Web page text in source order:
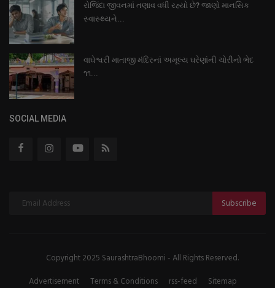
રોજિંદા જીવનમાં તણાવ વધી રહ્યો છે? જાણો માનસિક
સ્વાસ્થ્યને...
વાઘેશ્વરી માતાજી મંદિરનાં અમૂલ્ય ઘરેણાંની ચોરીનો ભેદ
૧૧...
SOCIAL MEDIA
Subscribe
Copyright 2025 SaurashtraBhoomi - All Rights Reserved.
Advertisement
Terms & Conditions rss-feed Sitemap